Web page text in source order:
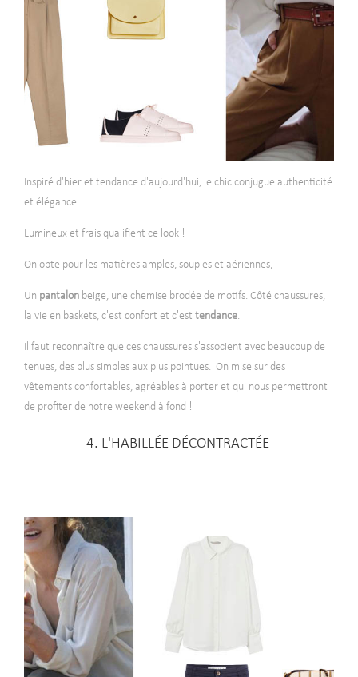
Inspiré d'hier et tendance d'aujourd'hui, le chic conjugue authenticité
et élégance.
Lumineux et frais qualifient ce look !
On opte pour les matières amples, souples et aériennes,
Un pantalon beige, une chemise brodée de motifs. Côté chaussures,
la vie en baskets, c'est confort et c'est tendance.
Il faut reconnaître que ces chaussures s'associent avec beaucoup de
tenues, des plus simples aux plus pointues. On mise sur des
vêtements confortables, agréables à porter et qui nous permettront
de profiter de notre weekend à fond !
4. L'HABILLÉE DÉCONTRACTÉE